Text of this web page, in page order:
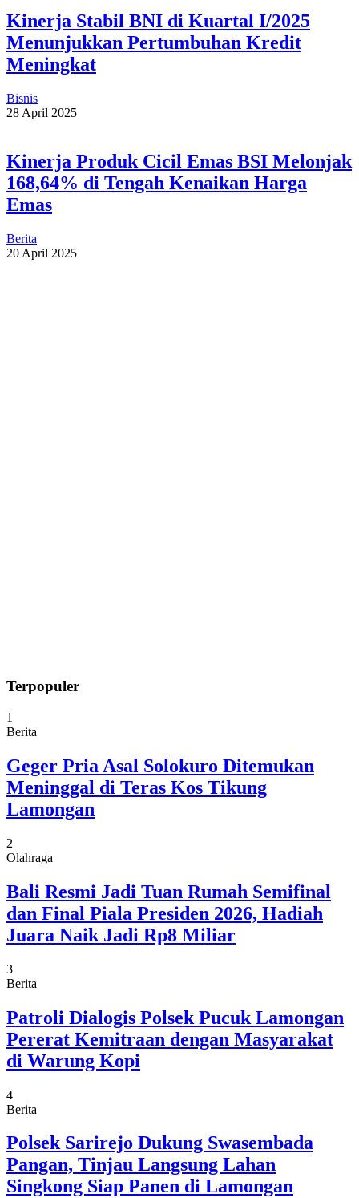
Kinerja Stabil BNI di Kuartal I/2025
Menunjukkan Pertumbuhan Kredit
Meningkat
Bisnis
28 April 2025
Kinerja Produk Cicil Emas BSI Melonjak
168,64% di Tengah Kenaikan Harga
Emas
Berita
20 April 2025
Terpopuler
1
Berita
Geger Pria Asal Solokuro Ditemukan
Meninggal di Teras Kos Tikung
Lamongan
2
Olahraga
Bali Resmi Jadi Tuan Rumah Semifinal
dan Final Piala Presiden 2026, Hadiah
Juara Naik Jadi Rp8 Miliar
3
Berita
Patroli Dialogis Polsek Pucuk Lamongan
Pererat Kemitraan dengan Masyarakat
di Warung Kopi
4
Berita
Polsek Sarirejo Dukung Swasembada
Pangan, Tinjau Langsung Lahan
Singkong Siap Panen di Lamongan